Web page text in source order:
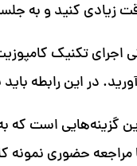
زیادی کنید و به
اجرای تکنیک
در این رابطه
گزینه‌هایی است
حضوری نمونه